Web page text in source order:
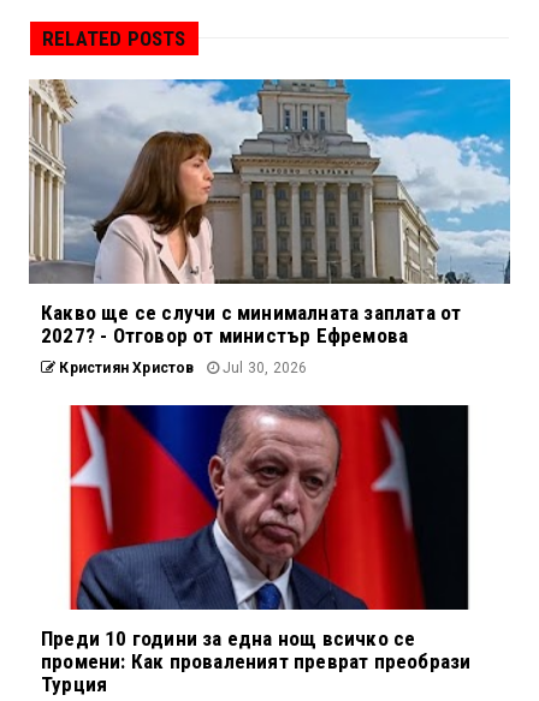
RELATED POSTS
Какво ще се случи с минималната заплата от
2027? - Отговор от министър Ефремова
Кристиян Христов Jul 30, 2026
Преди 10 години за една нощ всичко се
промени: Как проваленият преврат преобрази
Турция